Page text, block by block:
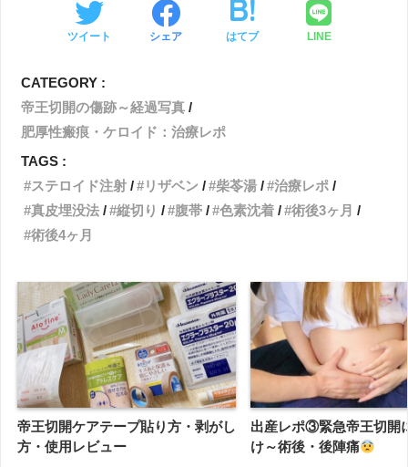
ツイート シェア はてブ LINE
CATEGORY :
帝王切開の傷跡～経過写真
肥厚性瘢痕・ケロイド：治療レポ
TAGS :
ステロイド注射
リザベン 柴苓湯
治療レポ
真皮埋没法
縦切り 腹帯 色素沈着
術後3ヶ月
術後4ヶ月
帝王切開ケアテープ貼り方・剥がし
方・使用レビュー
出産レポ③緊急帝王切開
け～術後・後陣痛